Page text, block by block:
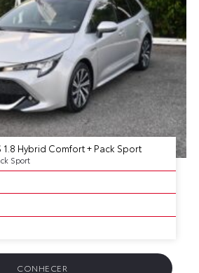
1.8 Hybrid Comfort + Pack Sport
Sport
CONHECER